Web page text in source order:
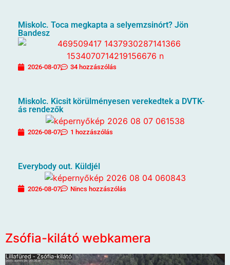
Miskolc. Toca megkapta a selyemzsinórt? Jön
Bandesz
2026-08-07 34 hozzászólás
Miskolc. Kicsit körülményesen verekedtek a DVTK-
ás rendezők
2026-08-07 1 hozzászólás
Everybody out. Küldjél
2026-08-07 Nincs hozzászólás
Zsófia-kilátó webkamera